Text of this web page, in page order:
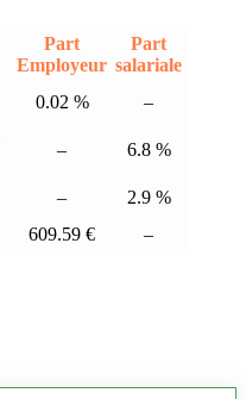
Part
Employeur
Part
salariale
0.02 %
–
–
6.8 %
–
2.9 %
609.59 € –